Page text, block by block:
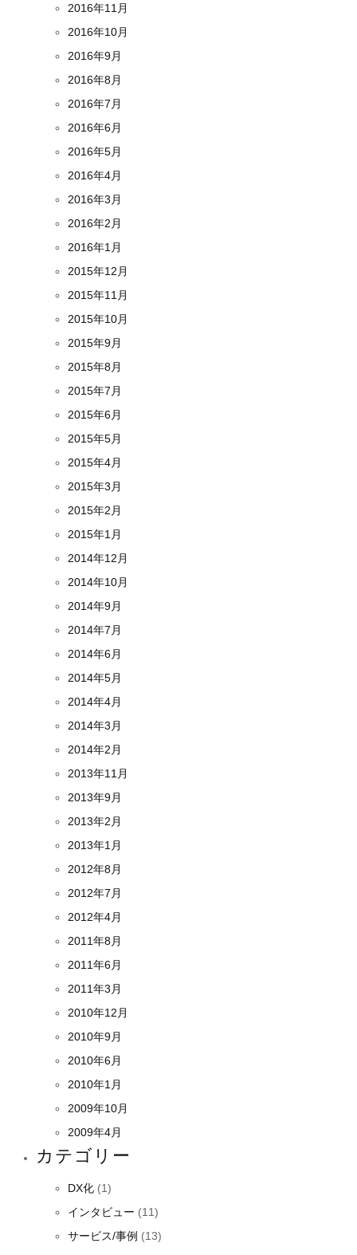
2016年11月
2016年10月
2016年9月
2016年8月
2016年7月
2016年6月
2016年5月
2016年4月
2016年3月
2016年2月
2016年1月
2015年12月
2015年11月
2015年10月
2015年9月
2015年8月
2015年7月
2015年6月
2015年5月
2015年4月
2015年3月
2015年2月
2015年1月
2014年12月
2014年10月
2014年9月
2014年7月
2014年6月
2014年5月
2014年4月
2014年3月
2014年2月
2013年11月
2013年9月
2013年2月
2013年1月
2012年8月
2012年7月
2012年4月
2011年8月
2011年6月
2011年3月
2010年12月
2010年9月
2010年6月
2010年1月
2009年10月
2009年4月
カテゴリー
DX化 (1)
インタビュー (11)
サービス/事例 (13)